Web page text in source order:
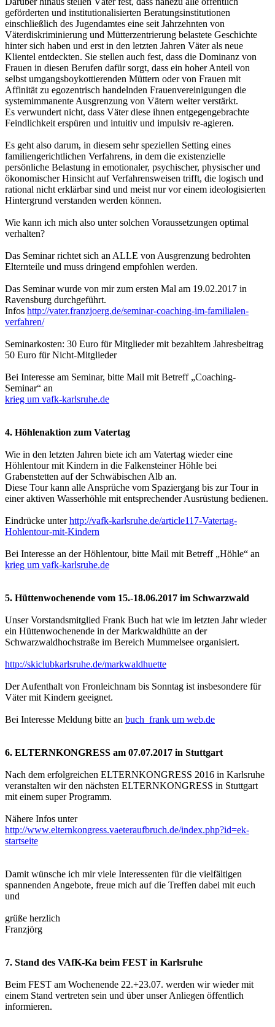
geförderten und institutionalisierten Beratungsinstitutionen
einschließlich des Jugendamtes eine seit Jahrzehnten von
Väterdiskriminierung und Mütterzentrierung belastete Geschichte
hinter sich haben und erst in den letzten Jahren Väter als neue
Klientel entdeckten. Sie stellen auch fest, dass die Dominanz von
Frauen in diesen Berufen dafür sorgt, dass ein hoher Anteil von
selbst umgangsboykottierenden Müttern oder von Frauen mit
Affinität zu egozentrisch handelnden Frauenvereinigungen die
systemimmanente Ausgrenzung von Vätern weiter verstärkt.
Es verwundert nicht, dass Väter diese ihnen entgegengebrachte
Feindlichkeit erspüren und intuitiv und impulsiv re-agieren.
Es geht also darum, in diesem sehr speziellen Setting eines
familiengerichtlichen Verfahrens, in dem die existenzielle
persönliche Belastung in emotionaler, psychischer, physischer und
ökonomischer Hinsicht auf Verfahrensweisen trifft, die logisch und
rational nicht erklärbar sind und meist nur vor einem ideologisierten
Hintergrund verstanden werden können.
Wie kann ich mich also unter solchen Voraussetzungen optimal
verhalten?
Das Seminar richtet sich an ALLE von Ausgrenzung bedrohten
Elternteile und muss dringend empfohlen werden.
Das Seminar wurde von mir zum ersten Mal am 19.02.2017 in
Ravensburg durchgeführt.
Infos http://vater.franzjoerg.de/seminar-coaching-im-familialen-
verfahren/
Seminarkosten: 30 Euro für Mitglieder mit bezahltem Jahresbeitrag
50 Euro für Nicht-Mitglieder
Bei Interesse am Seminar, bitte Mail mit Betreff „Coaching-
Seminar“ an
krieg um vafk-karlsruhe.de
4. Höhlenaktion zum Vatertag
Wie in den letzten Jahren biete ich am Vatertag wieder eine
Höhlentour mit Kindern in die Falkensteiner Höhle bei
Grabenstetten auf der Schwäbischen Alb an.
Diese Tour kann alle Ansprüche vom Spaziergang bis zur Tour in
einer aktiven Wasserhöhle mit entsprechender Ausrüstung bedienen.
Eindrücke unterhttp://vafk-karlsruhe.de/article117-Vatertag-
Hohlentour-mit-Kindern
Bei Interesse an der Höhlentour, bitte Mail mit Betreff „Höhle“ an
krieg um vafk-karlsruhe.de
5. Hüttenwochenende vom 15.-18.06.2017 im Schwarzwald
Unser Vorstandsmitglied Frank Buch hat wie im letzten Jahr wieder
ein Hüttenwochenende in der Markwaldhütte an der
Schwarzwaldhochstraße im Bereich Mummelsee organisiert.
http://skiclubkarlsruhe.de/markwaldhuette
Der Aufenthalt von Fronleichnam bis Sonntag ist insbesondere für
Väter mit Kindern geeignet.
Bei Interesse Meldung bitte an buch_frank um web.de
6. ELTERNKONGRESS am 07.07.2017 in Stuttgart
Nach dem erfolgreichen ELTERNKONGRESS 2016 in Karlsruhe
veranstalten wir den nächsten ELTERNKONGRESS in Stuttgart
mit einem super Programm.
Nähere Infos unter
http://www.elternkongress.vaeteraufbruch.de/index.php?id=ek-
startseite
Damit wünsche ich mir viele Interessenten für die vielfältigen
spannenden Angebote, freue mich auf die Treffen dabei mit euch
und
grüße herzlich
Franzjörg
7. Stand des VAfK-Ka beim FEST in Karlsruhe
Beim FEST am Wochenende 22.+23.07. werden wir wieder mit
einem Stand vertreten sein und über unser Anliegen öffentlich
informieren.